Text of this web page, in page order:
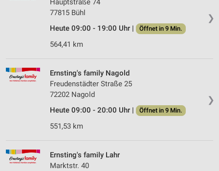
❯
Hauptstraße 74
77815 Bühl
Heute 09:00 - 19:00 Uhr |
Öffnet in 9 Min.
564,41 km
❯
Ernsting's family Nagold
Freudenstädter Straße 25
72202 Nagold
Heute 09:00 - 20:00 Uhr |
Öffnet in 9 Min.
551,53 km
Ernsting's family Lahr
Marktstr. 40